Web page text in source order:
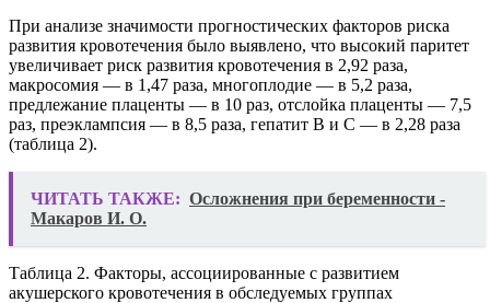
При анализе значимости прогностических факторов риска
развития кровотечения было выявлено, что высокий паритет
увеличивает риск развития кровотечения в 2,92 раза,
макросомия — в 1,47 раза, многоплодие — в 5,2 раза,
предлежание плаценты — в 10 раз, отслойка плаценты — 7,5
раз, преэклампсия — в 8,5 раза, гепатит В и С — в 2,28 раза
(таблица 2).
ЧИТАТЬ ТАКЖЕ: Осложнения при беременности -
Макаров И. О.
Таблица 2. Факторы, ассоциированные с развитием
акушерского кровотечения в обследуемых группах